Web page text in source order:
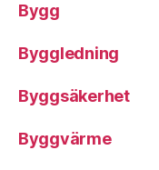
Bygg
Byggledning
Byggsäkerhet
Byggvärme